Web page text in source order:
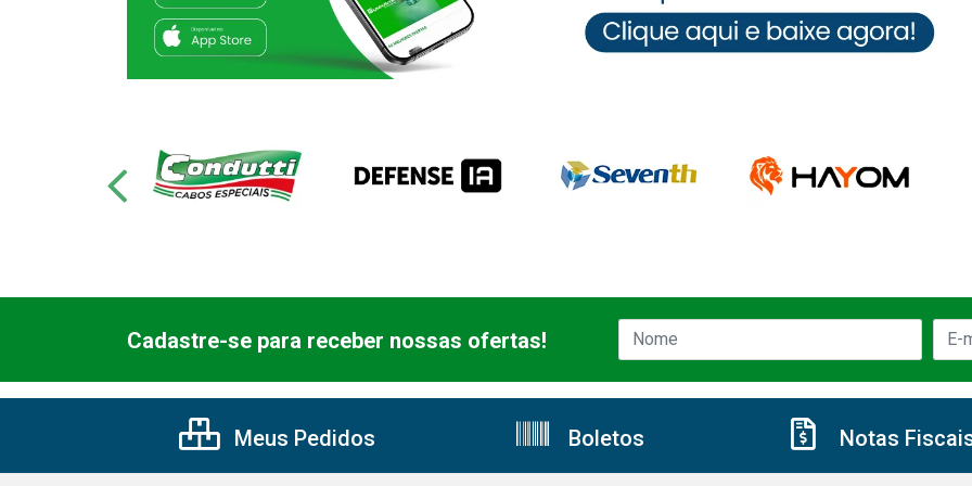
Cadastre-se para receber nossas ofertas!
Meus Pedidos Boletos Notas